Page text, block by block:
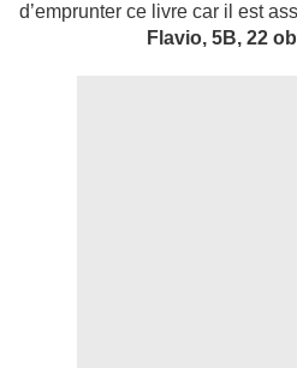
d’emprunter ce livre car il est
Flavio, 5B, 22